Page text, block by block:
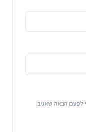
לפעם הבאה שאגיב.